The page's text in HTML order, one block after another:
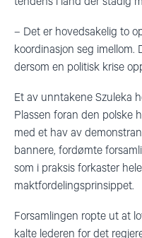
– Det er hovedsakelig to
koordinasjon seg
dersom en politisk krise
Et av unntakene Szuleka
Plassen foran den polske
med et hav av
bannere, fordømte
som i praksis forkaster
maktfordelingsprinsippet.
Forsamlingen ropte ut at
kalte lederen for det